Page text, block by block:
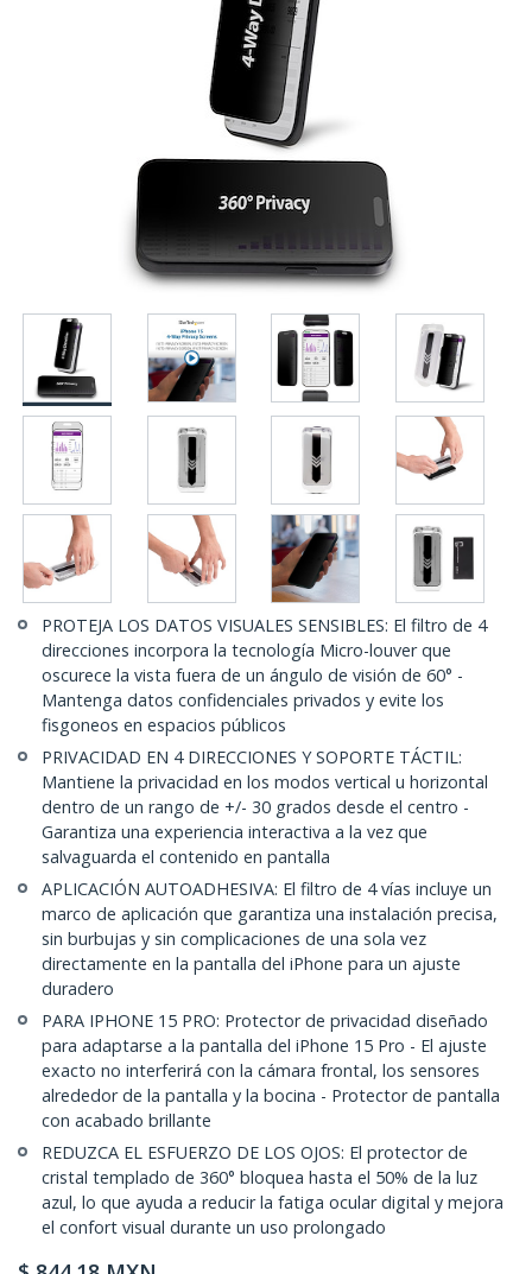
PROTEJA LOS DATOS VISUALES SENSIBLES: El filtro de 4
direcciones incorpora la tecnología Micro-louver que
oscurece la vista fuera de un ángulo de visión de 60° -
Mantenga datos confidenciales privados y evite los
fisgoneos en espacios públicos
PRIVACIDAD EN 4 DIRECCIONES Y SOPORTE TÁCTIL:
Mantiene la privacidad en los modos vertical u horizontal
dentro de un rango de +/- 30 grados desde el centro -
Garantiza una experiencia interactiva a la vez que
salvaguarda el contenido en pantalla
APLICACIÓN AUTOADHESIVA: El filtro de 4 vías incluye un
marco de aplicación que garantiza una instalación precisa,
sin burbujas y sin complicaciones de una sola vez
directamente en la pantalla del iPhone para un ajuste
duradero
PARA IPHONE 15 PRO: Protector de privacidad diseñado
para adaptarse a la pantalla del iPhone 15 Pro - El ajuste
exacto no interferirá con la cámara frontal, los sensores
alrededor de la pantalla y la bocina - Protector de pantalla
con acabado brillante
REDUZCA EL ESFUERZO DE LOS OJOS: El protector de
cristal templado de 360° bloquea hasta el 50% de la luz
azul, lo que ayuda a reducir la fatiga ocular digital y mejora
el confort visual durante un uso prolongado